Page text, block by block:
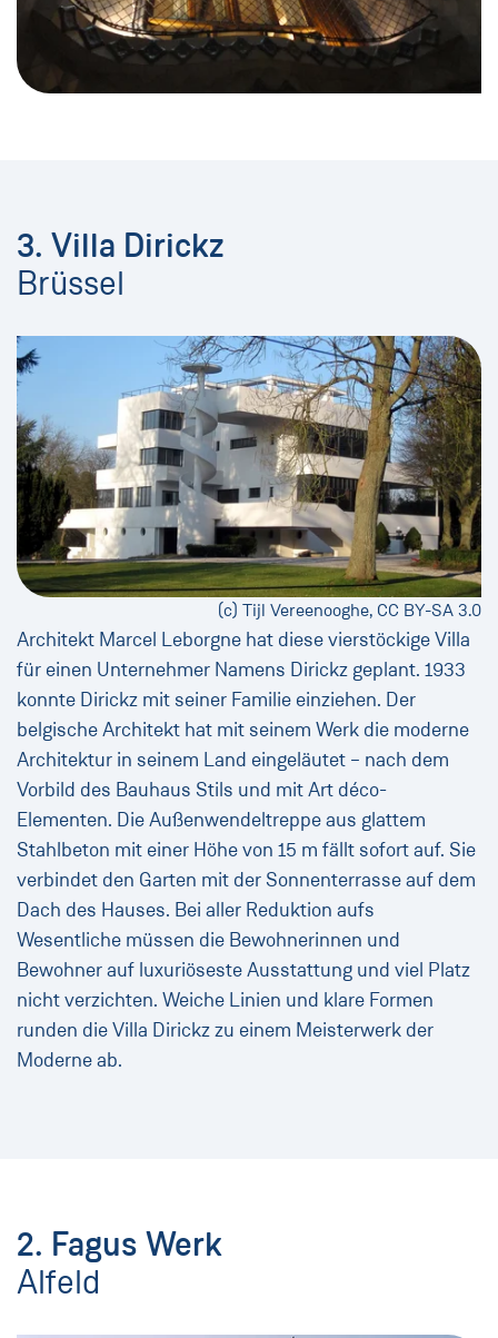
3. Villa Dirickz
Brüssel
(c) Tijl Vereenooghe, CC BY-SA 3.0
Architekt Marcel Leborgne hat diese vierstöckige Villa
für einen Unternehmer Namens Dirickz geplant. 1933
konnte Dirickz mit seiner Familie einziehen. Der
belgische Architekt hat mit seinem Werk die moderne
Architektur in seinem Land eingeläutet – nach dem
Vorbild des Bauhaus Stils und mit Art déco-
Elementen. Die Außenwendeltreppe aus glattem
Stahlbeton mit einer Höhe von 15 m fällt sofort auf. Sie
verbindet den Garten mit der Sonnenterrasse auf dem
Dach des Hauses. Bei aller Reduktion aufs
Wesentliche müssen die Bewohnerinnen und
Bewohner auf luxuriöseste Ausstattung und viel Platz
nicht verzichten. Weiche Linien und klare Formen
runden die Villa Dirickz zu einem Meisterwerk der
Moderne ab.
2. Fagus Werk
Alfeld